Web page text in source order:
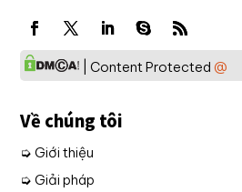
| Content Protected@
Về chúng tôi
➭ Giới thiệu
➭ Giải pháp